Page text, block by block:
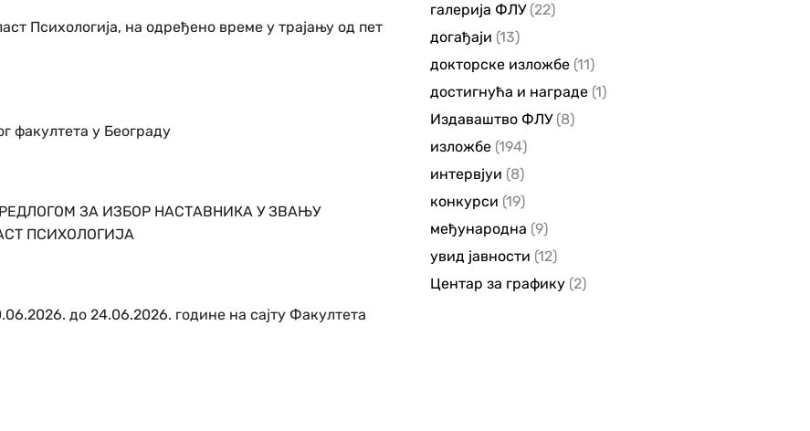
Психологија, на одређено време у трајању од пет
факултета у Београду
ЗА ИЗБОР НАСТАВНИКА У ЗВАЊУ
ПСИХОЛОГИЈА
до 24.06.2026. године на сајту Факултета
галерија ФЛУ(22)
догађаји (13)
докторске изложбе (11)
достигнућа и награде (1)
Издаваштво ФЛУ(8)
изложбе (194)
интервјуи (8)
конкурси (19)
међународна (9)
увид јавности (12)
Центар за графику (2)